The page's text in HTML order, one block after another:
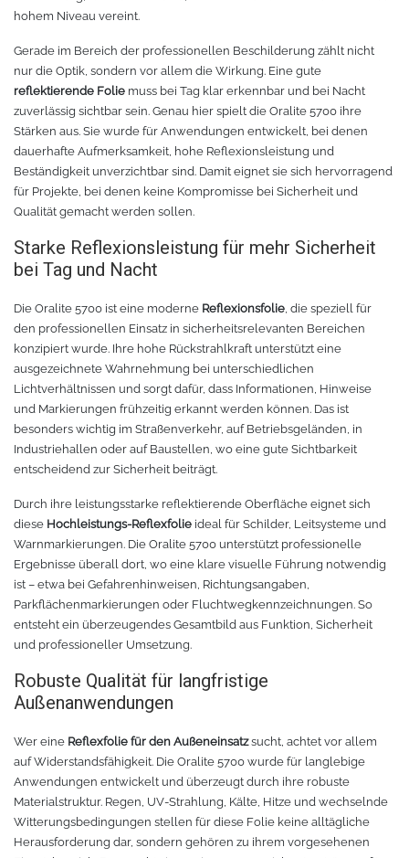
Chemica Quickflex
Chemica Hotmark Revolution
Chemica Bling-Bling
Chemica Allmark
Chemica Carbon
Sonnenschutzfolie für Autos
Sonnenschutzfolie für Gebäude
Daylight
Solar Silber
Palisade
Farbkarte
Sublimationsmedien
PETG
ABS
TPU
Rollenhalter
infokarten
Rollenständer
Materialrollen
Zubehör für Transferpressen
Teflonkissen
Silikonmatten zum backen
Verschiedenes
Zubehör Schneideplotter
Zubehör für Brother-Schneideplotter
Tinte
Sublimationsfarbe
Direct to Film Tinte
Direct-to-Film Folie und Kleber
3D Drucker Zubehör
Verschiedenes 3D Drucker Zubehör
hohem Niveau vereint.
Gerade im Bereich der professionellen Beschilderung zählt nicht
nur die Optik, sondern vor allem die Wirkung. Eine gute
reflektierende Folie muss bei Tag klar erkennbar und bei Nacht
zuverlässig sichtbar sein. Genau hier spielt die Oralite 5700 ihre
Stärken aus. Sie wurde für Anwendungen entwickelt, bei denen
dauerhafte Aufmerksamkeit, hohe Reflexionsleistung und
Beständigkeit unverzichtbar sind. Damit eignet sie sich hervorragend
für Projekte, bei denen keine Kompromisse bei Sicherheit und
Qualität gemacht werden sollen.
Starke Reflexionsleistung für mehr Sicherheit
bei Tag und Nacht
Die Oralite 5700 ist eine moderne Reflexionsfolie , die speziell für
den professionellen Einsatz in sicherheitsrelevanten Bereichen
konzipiert wurde. Ihre hohe Rückstrahlkraft unterstützt eine
ausgezeichnete Wahrnehmung bei unterschiedlichen
Lichtverhältnissen und sorgt dafür, dass Informationen, Hinweise
und Markierungen frühzeitig erkannt werden können. Das ist
besonders wichtig im Straßenverkehr, auf Betriebsgeländen, in
Industriehallen oder auf Baustellen, wo eine gute Sichtbarkeit
entscheidend zur Sicherheit beiträgt.
Durch ihre leistungsstarke reflektierende Oberfläche eignet sich
diese Hochleistungs-Reflexfolie ideal für Schilder, Leitsysteme und
Warnmarkierungen. Die Oralite 5700 unterstützt professionelle
Ergebnisse überall dort, wo eine klare visuelle Führung notwendig
ist – etwa bei Gefahrenhinweisen, Richtungsangaben,
Parkflächenmarkierungen oder Fluchtwegkennzeichnungen. So
entsteht ein überzeugendes Gesamtbild aus Funktion, Sicherheit
und professioneller Umsetzung.
Robuste Qualität für langfristige
Außenanwendungen
Wer eine Reflexfolie für den Außeneinsatzsucht, achtet vor allem
auf Widerstandsfähigkeit. Die Oralite 5700 wurde für langlebige
Anwendungen entwickelt und überzeugt durch ihre robuste
Materialstruktur. Regen, UV-Strahlung, Kälte, Hitze und wechselnde
Witterungsbedingungen stellen für diese Folie keine alltägliche
Herausforderung dar, sondern gehören zu ihrem vorgesehenen